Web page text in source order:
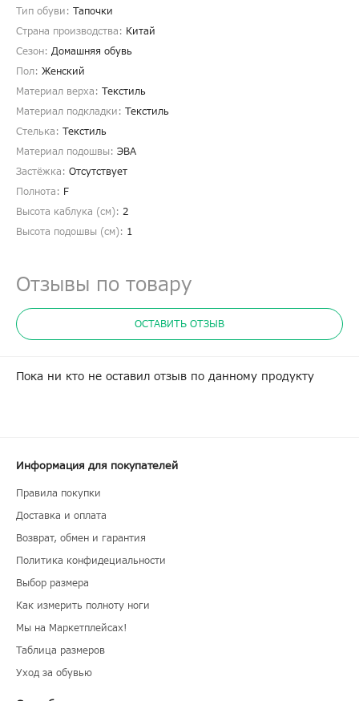
Тип обуви: Тапочки
Страна производства: Китай
Сезон: Домашняя обувь
Пол: Женский
Материал верха: Текстиль
Материал подкладки: Текстиль
Стелька: Текстиль
Материал подошвы: ЭВА
Застёжка: Отсутствует
Полнота: F
Высота каблука (см): 2
Высота подошвы (см): 1
Отзывы по товару
ОСТАВИТЬ ОТЗЫВ
Пока ни кто не оставил отзыв по данному продукту
Информация для покупателей
Правила покупки
Доставка и оплата
Возврат, обмен и гарантия
Политика конфидециальности
Выбор размера
Как измерить полноту ноги
Мы на Маркетплейсах!
Таблица размеров
Уход за обувью